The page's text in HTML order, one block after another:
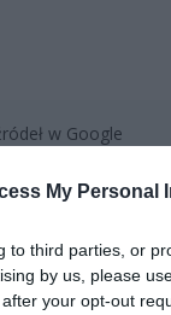
My Personal
to third parties, or
by us, please
your opt-out
w Google